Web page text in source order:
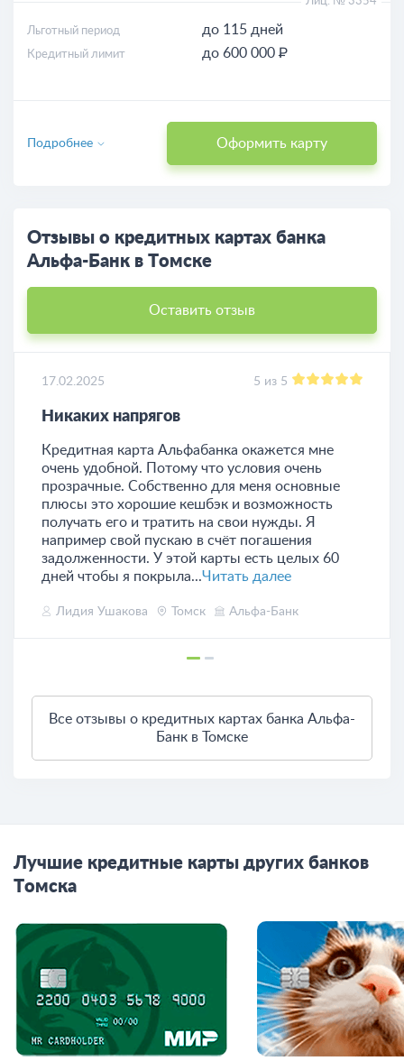
Льготный период до 115 дней
Кредитный лимит до 600 000 ₽
Оформить карту
Подробнее
Отзывы о кредитных картах банка
Альфа-Банк в Томске
Оставить отзыв
17.02.2025 5 из 5
Никаких напрягов
Кредитная карта Альфабанка окажется мне
очень удобной. Потому что условия очень
прозрачные. Собственно для меня основные
плюсы это хорошие кешбэк и возможность
получать его и тратить на свои нужды. Я
например свой пускаю в счёт погашения
задолженности. У этой карты есть целых 60
дней чтобы я покрыла...Читать далее
Лидия Ушакова Томск Альфа-Банк
Все отзывы о кредитных картах банка Альфа-
Банк в Томске
Лучшие кредитные карты других банков
Томска